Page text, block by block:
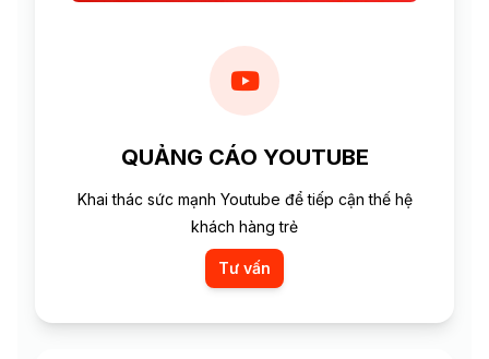
QUẢNG CÁO YOUTUBE
Khai thác sức mạnh Youtube để tiếp cận thế hệ
khách hàng trẻ
Tư vấn